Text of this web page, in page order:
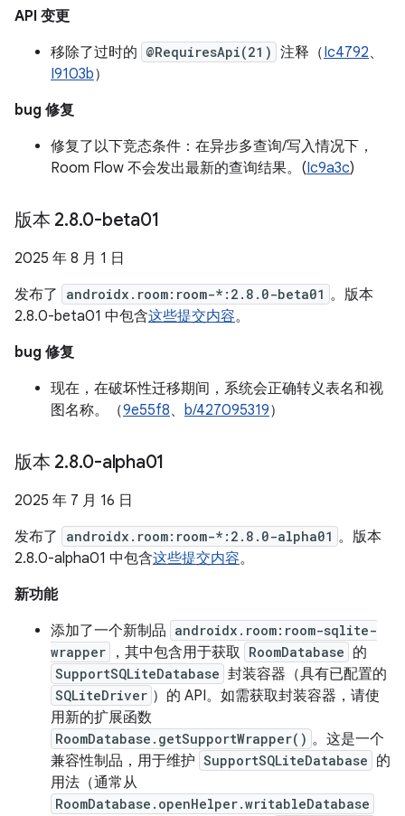
API 变更
移除了过时的 @RequiresApi(21) 注释（Ic4792、
I9103b）
bug 修复
修复了以下竞态条件：在异步多查询/写入情况下，
Room Flow 不会发出最新的查询结果。(Ic9a3c)
版本 2.8.0-beta01
2025 年 8 月 1 日
发布了
androidx.room:room-*:2.8.0-beta01 。版本
2.8.0-beta01 中包含这些提交内容。
bug 修复
现在，在破坏性迁移期间，系统会正确转义表名和视
图名称。（9e55f8、 b/427095319）
版本 2.8.0-alpha01
2025 年 7 月 16 日
发布了
androidx.room:room-*:2.8.0-alpha01 。版本
2.8.0-alpha01 中包含这些提交内容。
新功能
添加了一个新制品 androidx.room:room-sqlite-
wrapper
，其中包含用于获取 RoomDatabase 的
SupportSQLiteDatabase 封装容器（具有已配置的
SQLiteDriver ）的 API。如需获取封装容器，请使
用新的扩展函数
RoomDatabase.getSupportWrapper() 。这是一个
兼容性制品，用于维护 SupportSQLiteDatabase 的
用法（通常从
RoomDatabase.openHelper.writableDatabase